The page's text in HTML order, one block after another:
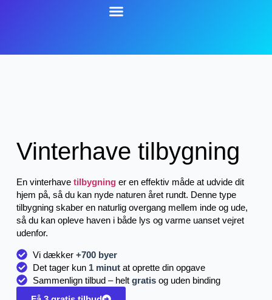
Vinterhave tilbygning
En vinterhave tilbygninger en effektiv måde at udvide dit
hjem på, så du kan nyde naturen året rundt. Denne type
tilbygning skaber en naturlig overgang mellem inde og ude,
så du kan opleve haven i både lys og varme uanset vejret
udenfor.
Vi dækker+700 byer
Det tager kun 1 minut at oprette din opgave
Sammenlign tilbud – heltgratis og uden binding